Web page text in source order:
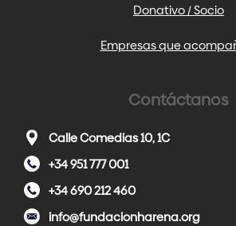
Donativo / Socio
Empresas que
Contáctanos
Calle Comedias 10, 1C
+34 951 777 001
+34 690 212 460
info@fundacionharena.org